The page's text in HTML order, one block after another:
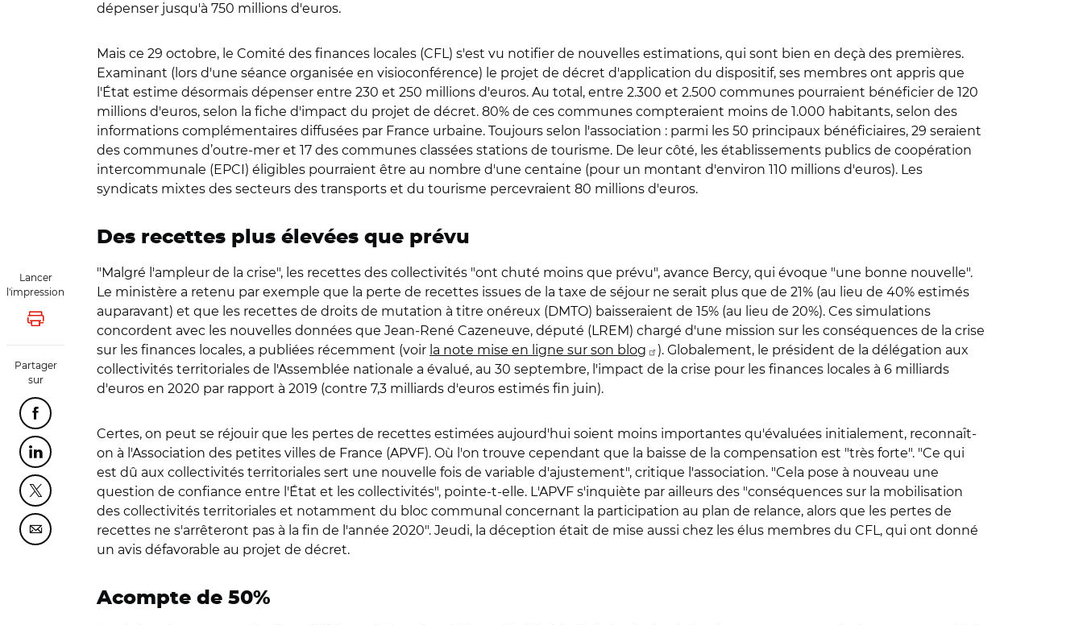
Lancer
l'impression
Lancer l'impression
Partager
sur
Partager cette page sur Facebook
Partager cette page sur Linkedin
Partager cette page sur Twitter
Partager cette page sur Courriel
dépenser jusqu'à 750 millions d'euros.
Mais ce 29 octobre, le Comité des finances locales (CFL) s'est vu notifier de nouvelles estimations, qui sont bien en deçà des premières.
Examinant (lors d'une séance organisée en visioconférence) le projet de décret d'application du dispositif, ses membres ont appris que
l'État estime désormais dépenser entre 230 et 250 millions d'euros. Au total, entre 2.300 et 2.500 communes pourraient bénéficier de 120
millions d'euros, selon la fiche d'impact du projet de décret. 80% de ces communes compteraient moins de 1.000 habitants, selon des
informations complémentaires diffusées par France urbaine. Toujours selon l'association : parmi les 50 principaux bénéficiaires, 29 seraient
des communes d’outre-mer et 17 des communes classées stations de tourisme. De leur côté, les établissements publics de coopération
intercommunale (EPCI) éligibles pourraient être au nombre d'une centaine (pour un montant d'environ 110 millions d'euros). Les
syndicats mixtes des secteurs des transports et du tourisme percevraient 80 millions d'euros.
Des recettes plus élevées que prévu
"Malgré l'ampleur de la crise", les recettes des collectivités "ont chuté moins que prévu", avance Bercy, qui évoque "une bonne nouvelle".
Le ministère a retenu par exemple que la perte de recettes issues de la taxe de séjour ne serait plus que de 21% (au lieu de 40% estimés
auparavant) et que les recettes de droits de mutation à titre onéreux (DMTO) baisseraient de 15% (au lieu de 20%). Ces simulations
concordent avec les nouvelles données que Jean-René Cazeneuve, député (LREM) chargé d'une mission sur les conséquences de la crise
sur les finances locales, a publiées récemment (voir la note mise en ligne sur son blog
). Globalement, le président de la délégation aux
collectivités territoriales de l'Assemblée nationale a évalué, au 30 septembre, l'impact de la crise pour les finances locales à 6 milliards
d'euros en 2020 par rapport à 2019 (contre 7,3 milliards d'euros estimés fin juin).
Certes, on peut se réjouir que les pertes de recettes estimées aujourd'hui soient moins importantes qu'évaluées initialement, reconnaît-
on à l'Association des petites villes de France (APVF). Où l'on trouve cependant que la baisse de la compensation est "très forte". "Ce qui
est dû aux collectivités territoriales sert une nouvelle fois de variable d'ajustement", critique l'association. "Cela pose à nouveau une
question de confiance entre l'État et les collectivités", pointe-t-elle. L'APVF s'inquiète par ailleurs des "conséquences sur la mobilisation
des collectivités territoriales et notamment du bloc communal concernant la participation au plan de relance, alors que les pertes de
recettes ne s'arrêteront pas à la fin de l'année 2020". Jeudi, la déception était de mise aussi chez les élus membres du CFL, qui ont donné
un avis défavorable au projet de décret.
Acompte de 50%